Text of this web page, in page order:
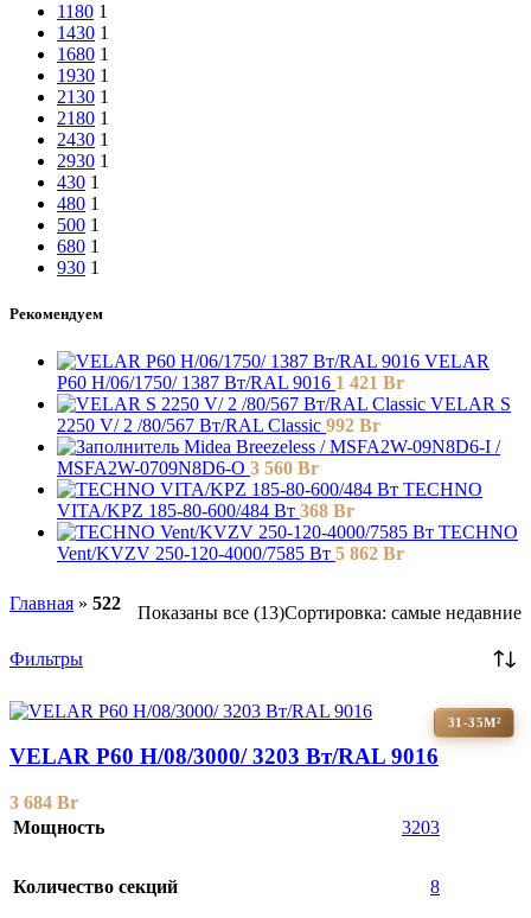
1180 1
1430 1
1680 1
1930 1
2130 1
2180 1
2430 1
2930 1
430 1
480 1
500 1
680 1
930 1
Рекомендуем
VELAR
P60 H/06/1750/ 1387 Bт/RAL 9016 1 421 Br
VELAR S
2250 V/ 2 /80/567 Вт/RAL Classic 992 Br
Midea Breezeless / MSFA2W-09N8D6-I /
MSFA2W-0709N8D6-O 3 560 Br
TECHNO
VITA/KPZ 185-80-600/484 Вт 368 Br
TECHNO
Vent/KVZV 250-120-4000/7585 Вт 5 862 Br
Главная » 522 Показаны все (13)Сортировка: самые недавние
Фильтры
31-35М²
VELAR P60 H/08/3000/ 3203 Bт/RAL 9016
3 684 Br
Мощность
3203
Количество секций 8